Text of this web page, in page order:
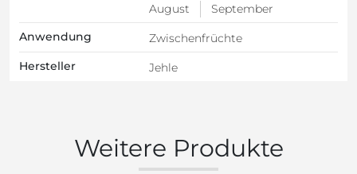
August
September
Anwendung
Zwischenfrüchte
Hersteller
Jehle
Weitere Produkte